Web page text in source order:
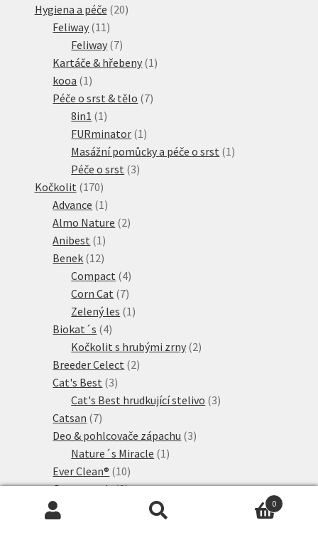
Hygiena a péče 2020
Feliway 11 11
produktů
Feliway 77
produktů
Kartáče & hřebeny 1 1
kooa 1 1
produkt
Péče o srst & tělo 77
8in1 1 1
produkt
FURminator 1 1
produkt
Masážní pomůcky a péče o srst 1 1
Péče o srst 33
Kočkolit 170170
produktů
Advance 1 1
produkt
Almo Nature 22
Anibest 1 1
produkt
Benek 1212
produktů
Compact 44
produkty
Corn Cat 77
produktů
Zelený les 1 1
Biokat´s 44
produkty
Kočkolit s hrubými zrny 22
Breeder Celect 22
Cat's Best 33
produkty
Cat's Best hrudkující stelivo 33
Catsan 77
produktů
Deo & pohlcovače zápachu 33
Nature´s Miracle 1 1
Ever Clean® 1010
produktů
Greenwoods 33
produkty
Greenwoods na bázi dřeva
Greenwoods výhodná balení
0